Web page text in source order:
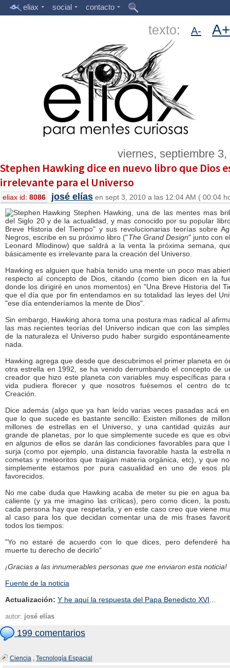
eliax social contacto
texto: A- A+
viernes, septiembre 3,
Stephen Hawking dice en nuevo libro que Dios
irrelevante para el Universo
eliax id: 8086 josé elías en sept 3, 2010 a las 12:04 AM ( 00:04
Stephen Hawking, una de las mentes mas
del Siglo 20 y de la actualidad, y mas conocido por su popular
Breve Historia del Tiempo" y sus revolucionarias teorías sobre
Negros, escribe en su próximo libro ("The Grand Design" junto con
Leonard Mlodinow) que saldrá a la venta la próxima semana,
básicamente es irrelevante para la creación del Universo.
Hawking es alguien que había tenido una mente un poco mas
respecto al concepto de Dios, citando (como bien dicen en la
donde los dirigiré en unos momentos) en "Una Breve Historia del
que el día que por fin entendamos en su totalidad las leyes del
"ese día entenderíamos la mente de Dios".
Sin embargo, Hawking ahora toma una postura mas radical al
las mas recientes teorías del Universo indican que con las
de la naturaleza el Universo pudo haber surgido
nada.
Hawking agrega que desde que descubrimos el primer planeta en
otra estrella en 1992, se ha venido derrumbando el concepto de
creador que hizo este planeta con variables muy específicas para
vida pudiera florecer y que nosotros fuésemos el centro de
Creación.
Dice además (algo que ya han leído varias veces pasadas acá
que lo que sucede es bastante sencillo: Existen millones de
millones de estrellas en el Universo, y una cantidad quizás
grande de planetas, por lo que simplemente sucede es que es
en algunos de ellos se darán las condiciones favorables para que
surja (como por ejemplo, una distancia favorable hasta la estrella
cometas y meteoritos que traigan materia orgánica, etc), y que
simplemente estamos por pura casualidad en uno de esos
favorecidos.
No me cabe duda que Hawking acaba de meter su pie en agua
caliente (y ya me imagino las críticas), pero como dicen, la
cada persona hay que respetarla, y en este caso creo que viene
al caso para los que decidan comentar una de mis frases
todos los tiempos:
"Yo no estaré de acuerdo con lo que dices, pero defenderé
muerte tu derecho de decirlo"
¡Gracias a las innumerables personas que me enviaron esta noticia!
Fuente de la noticia
Actualización: Y he aquí la respuesta del Papa Benedicto XVI
autor: josé elías
199 comentarios
Ciencia , Tecnología Espacial